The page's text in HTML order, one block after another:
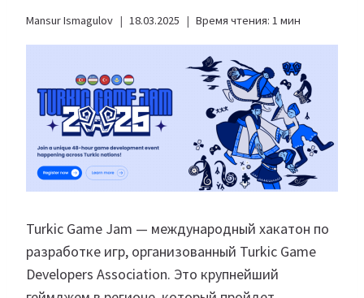
Mansur Ismagulov 18.03.2025 Время чтения: 1 мин
Turkic Game Jam — международный хакатон по
разработке игр, организованный Turkic Game
Developers Association. Это крупнейший